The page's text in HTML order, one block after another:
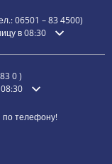
06501 – 834500)
время открытия или
в 08:30
0)
время открытия
по телефону!